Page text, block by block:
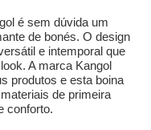
é sem dúvida um
de bonés. O design
e intemporal que
A marca Kangol
produtos e esta boina
de primeira
conforto.